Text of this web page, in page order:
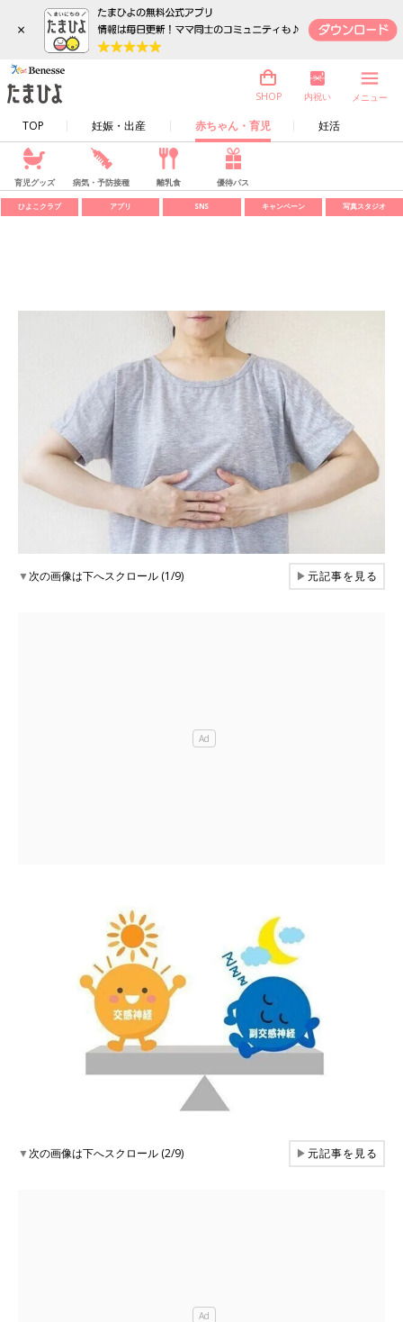
×
TOP 妊娠・出産 赤ちゃん・育児 妊活
SHOP 内祝い メニュー
育児グッズ 病気・予防接種 離乳食 優待パス
ひよこクラブ アプリ SNS キャンペーン 写真スタジオ
▼次の画像は下へスクロール (1/9) ▶元記事を見る
▼次の画像は下へスクロール (2/9) ▶元記事を見る